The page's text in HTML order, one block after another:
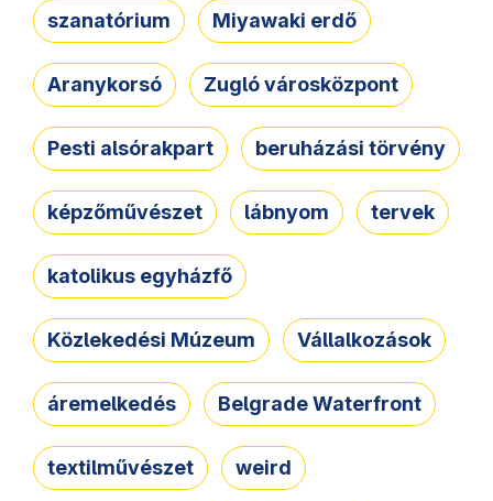
szanatórium Miyawaki erdő
Aranykorsó Zugló városközpont
Pesti alsórakpart beruházási törvény
képzőművészet lábnyom tervek
katolikus egyházfő
Közlekedési Múzeum Vállalkozások
áremelkedés Belgrade Waterfront
textilművészet weird